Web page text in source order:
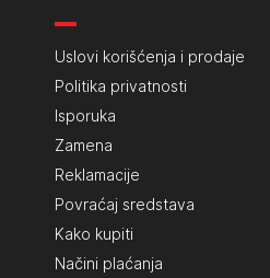
Uslovi korišćenja i prodaje
Politika privatnosti
Isporuka
Zamena
Reklamacije
Povraćaj sredstava
Kako kupiti
Načini plaćanja